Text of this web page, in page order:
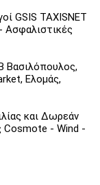
GSIS TAXISNET
Βασιλόπουλος,
Ελομάς,
και Δωρεάν
Cosmote - Wind -